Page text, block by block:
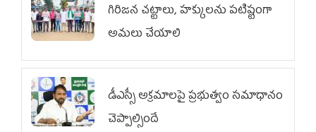
గిరిజన చట్టాలు, హక్కులను పటిష్టంగా
అమలు చేయాలి
డీఎస్సీ అక్రమాలపై ప్రభుత్వం సమాధానం
చెప్పాల్సిందే